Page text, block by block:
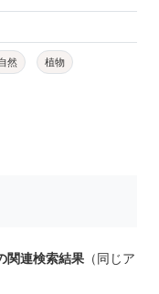
然 植物
関連検索結果 （同じア